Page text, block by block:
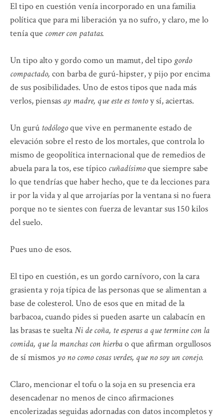
El tipo en cuestión venía incorporado en una familia
política que para mi liberación ya no sufro, y claro, me lo
tenía que comer con patatas.
Un tipo alto y gordo como un mamut, del tipo gordo
compactado, con barba de gurú-hipster, y pijo por encima
de sus posibilidades. Uno de estos tipos que nada más
verlos, piensas ay madre, que este es tontoy sí, aciertas.
Un gurú todólogoque vive en permanente estado de
elevación sobre el resto de los mortales, que controla lo
mismo de geopolítica internacional que de remedios de
abuela para la tos, ese típico cuñadísimoque siempre sabe
lo que tendrías que haber hecho, que te da lecciones para
ir por la vida y al que arrojarías por la ventana si no fuera
porque no te sientes con fuerza de levantar sus 150 kilos
del suelo.
Pues uno de esos.
El tipo en cuestión, es un gordo carnívoro, con la cara
grasienta y roja típica de las personas que se alimentan a
base de colesterol. Uno de esos que en mitad de la
barbacoa, cuando pides si pueden asarte un calabacín en
las brasas te sueltaNi de coña, te esperas a que termine con la
comida, que la manchas con hierbao que afirman orgullosos
de sí mismos yo no como cosas verdes, que no soy un conejo.
Claro, mencionar el tofu o la soja en su presencia era
desencadenar no menos de cinco afirmaciones
encolerizadas seguidas adornadas con datos incompletos y